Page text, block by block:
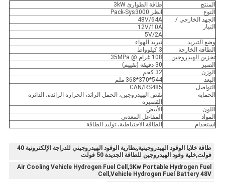
المنتج
طاقة الطوارئ 3kW
النوع
انظر Pack-Sys3000
الجهد الخارجي /
التيار
48V/64A
12V/10A
5V/2A
وضع التبريد
تبريد الهواء
الطاقة الخارجة
3 كيلوواط
تخزين الهيدروجين
108 غرام @ 35MPa
الصبر
30 دقيقة (تقييم)
الوزن
32 كجم
البعد
544*370*368 ملم
التواصل
CAN/RS485
الحماية
نقص الهيدروجين، الحمل الزائد، الحرارة الزائدة، الدائرة
القصيرة
اللون
الأبيض
المواد
المفاعل المعدني
استخدام
الطاقة الاحتياطية، توليد الطاقة
طاقة خلايا الوقود الهيدروجينية,بطارية الوقود الهيدروجيني للدراجة الإلكترونية 40
فولت,خلية وقود الهيدروجين للطاقة الجديدة 50 فولت
Air Cooling Vehicle Hydrogen Fuel Cell,3Kw Portable Hydrogen Fuel
Cell,Vehicle Hydrogen Fuel Battery 48V